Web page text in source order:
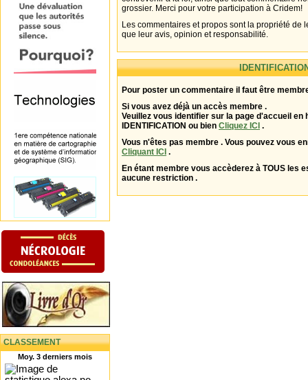
CLASSEMENT
Moy. 3 derniers mois
grossier. Merci pour votre participation à Cridem!
Les commentaires et propos sont la propriété de
que leur avis, opinion et responsabilité.
Pour poster un commentaire il faut être
Si vous avez déjà un accès membre .
Veuillez vous identifier sur la page d'accueil en
IDENTIFICATION ou bien Cliquez ICI .
Vous n'êtes pas membre . Vous pouvez vous
Cliquant ICI .
En étant membre vous accèderez à TOUS les
aucune restriction .